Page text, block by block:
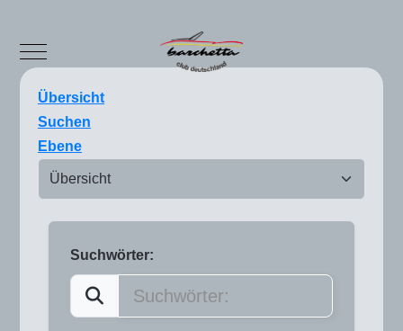
Mobile Menu Toggle
Übersicht
Suchen
Ebene
Suchwörter: